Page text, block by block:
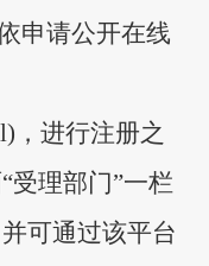
申请公开在线
，进行注册之
“受理部门”一栏
并可通过该平台